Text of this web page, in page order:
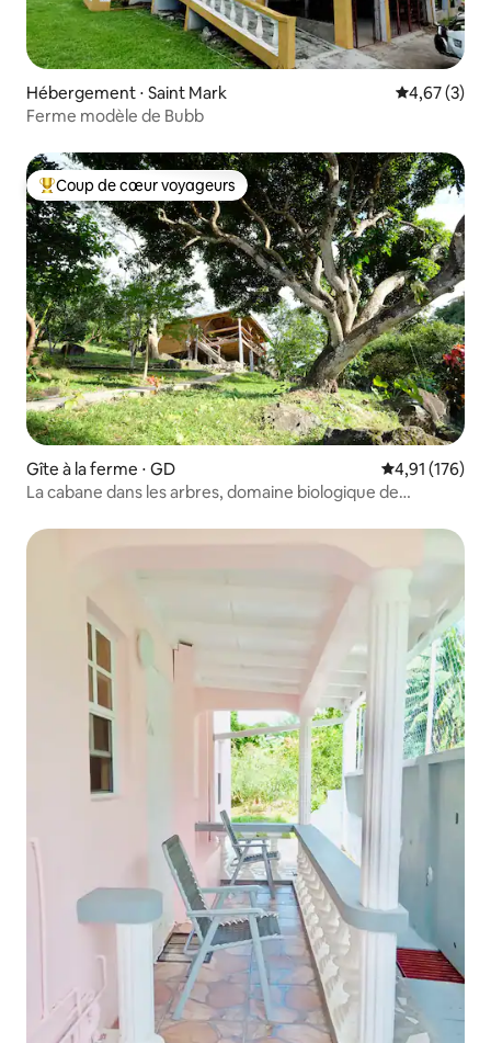
Hébergement ⋅ Saint Mark Évaluation
4,67 (3)
Ferme modèle de Bubb
Coups de cœur voyageurs les plus appréciés
Coup de cœur voyageurs
Gîte à la ferme ⋅ GD Évaluation
4,91 (176)
La cabane dans les arbres, domaine biologique de